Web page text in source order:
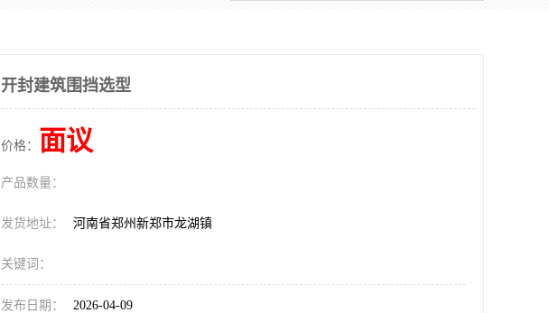
开封建筑围挡选型
价格： 面议
产品数量：
发货地址： 河南省郑州新郑市龙湖镇
关键词：
发布日期： 2026-04-09